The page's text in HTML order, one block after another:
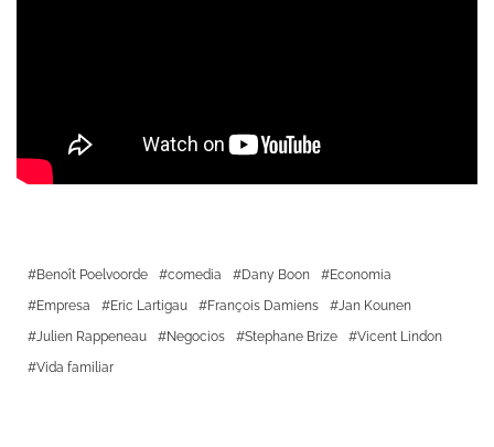
Benoît Poelvoorde comedia Dany Boon
Economia
Empresa
Eric Lartigau François Damiens
Jan Kounen
Julien Rappeneau
Negocios Stephane Brize
Vicent Lindon
Vida familiar